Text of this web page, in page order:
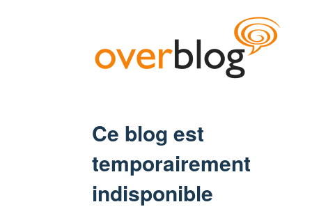
Ce blog est
temporairement
indisponible